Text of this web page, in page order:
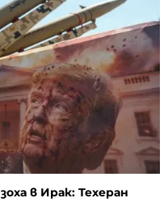
в Ирак: Техеран